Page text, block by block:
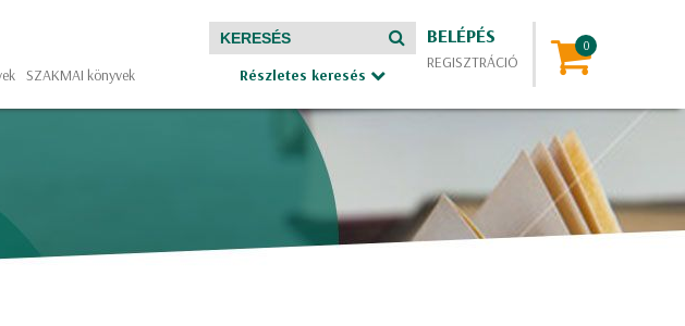
SZAKMAI könyvek Részletes keresés
BELÉPÉS
REGISZTRÁCIÓ